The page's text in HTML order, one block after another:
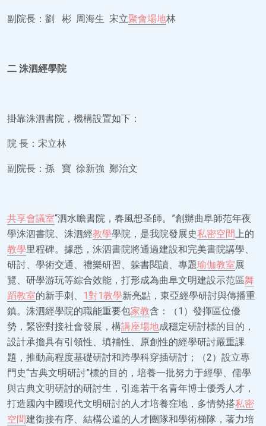
副院長：劉 彬 周海生 宋立聚會場地林
二 洙泗經學院
掛靠洙泗書院，機構設置如下：
院 長：宋立林
副院長：孫 寶 徐新強 鄭治文
共享會議室“泗水瞻書院，春風想圣師。”創辦曲阜師范年夜
學洙泗書院、洙泗經教學學院，是我院發展史私密空間上的
教學里程碑。據悉，洙泗書院將通過建設和完美書院講學、
研討、學術交通、禮樂研習、躲書閱讀、專題瑜伽教室展
覽、研學游玩等綜合效能，打形成為曲阜文明建設示范區舞
蹈教室的新手刺、 1對1教學新亮點，東亞經學研討與傳播重
鎮。洙泗經學院的職能重要包家教含：（1）發揮區位優
勢，緊密對接社會發展，構講座場地成穩定研討標的目的，
設計承擔具有引領性、填補性、原創性的經學研討嚴重課
題，推動高程度基礎研討和跨學科穿插研討；（2）設立專
門史“古典文明研討”標的目的，培養一批努力于經學、儒學
與古典文明研討的研討生，引進若干名青年博士優秀人才，
打造國內中國現代文明研討的人才培養窪地，多情勢搭私密
空間建銜接有序、結構公道的人才團隊和學術梯隊，著力培